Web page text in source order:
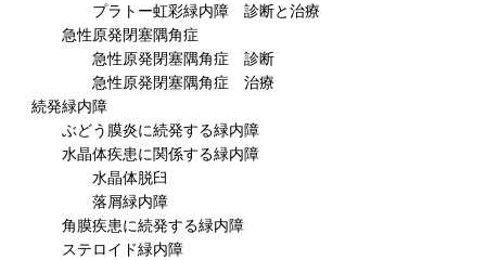
プラトー虹彩緑内障 診断と治療
急性原発閉塞隅角症
急性原発閉塞隅角症 診断
急性原発閉塞隅角症 治療
続発緑内障
ぶどう膜炎に続発する緑内障
水晶体疾患に関係する緑内障
水晶体脱臼
落屑緑内障
角膜疾患に続発する緑内障
ステロイド緑内障